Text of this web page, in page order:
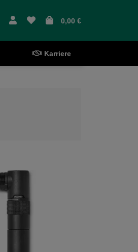
0,00 €
Karriere